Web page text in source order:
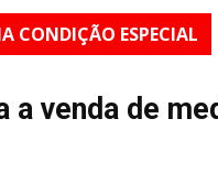
CONDIÇÃO ESPECIAL
a venda de